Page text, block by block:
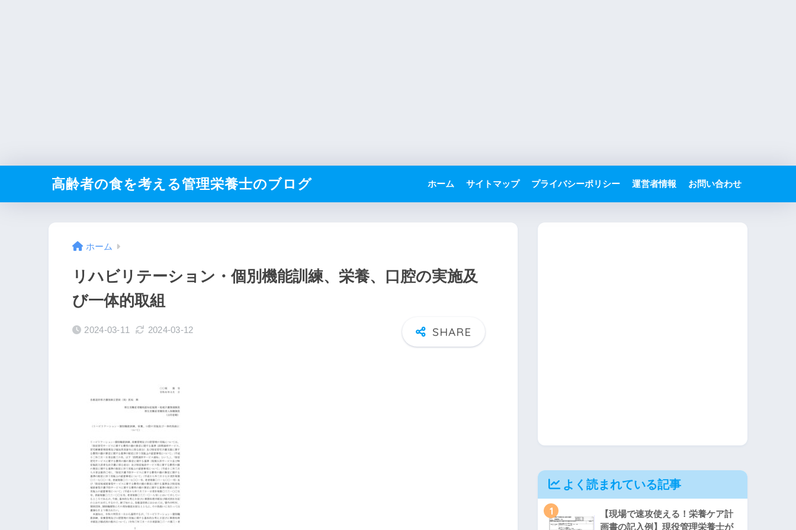
高齢者の食を考える管理栄養士のブログ ホーム サイトマップ プライバシーポリシー 運営者情報 お問い合わせ
ホーム
リハビリテーション・個別機能訓練、栄養、口腔の実施及
び一体的取組
2024-03-11 2024-03-12
よく読まれている記事
1
【現場で速攻使える！栄養ケア計
画書の記入例】現役管理栄養士が